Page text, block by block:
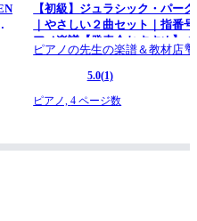
楽譜販売）
アノ教室）
【初級】ジュラシック・パー
｜やさしい２曲セット｜指番
アノ楽譜【発表会おすすめ】 (
クパーク) - ジョン・ウィリア
ピアノの先生の楽譜＆教材店💐
5.0(1)
ピアノ,4 ページ数